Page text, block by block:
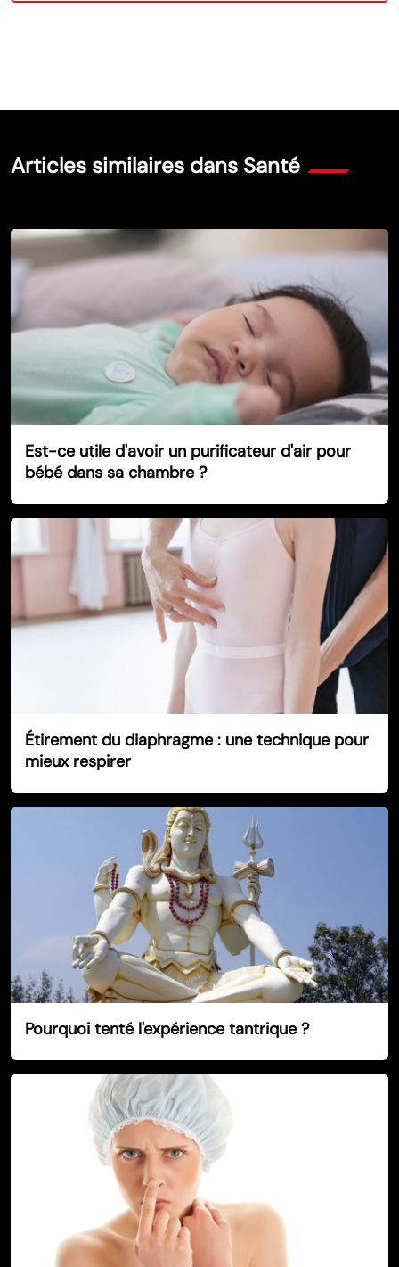
Articles similaires dans Santé
Est-ce utile d'avoir un purificateur d'air pour
bébé dans sa chambre ?
Étirement du diaphragme : une technique pour
mieux respirer
Pourquoi tenté l'expérience tantrique ?